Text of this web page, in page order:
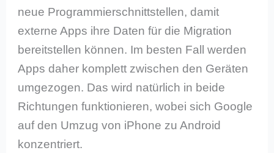
neue Programmierschnittstellen, damit
externe Apps ihre Daten für die Migration
bereitstellen können. Im besten Fall werden
Apps daher komplett zwischen den Geräten
umgezogen. Das wird natürlich in beide
Richtungen funktionieren, wobei sich Google
auf den Umzug von iPhone zu Android
konzentriert.